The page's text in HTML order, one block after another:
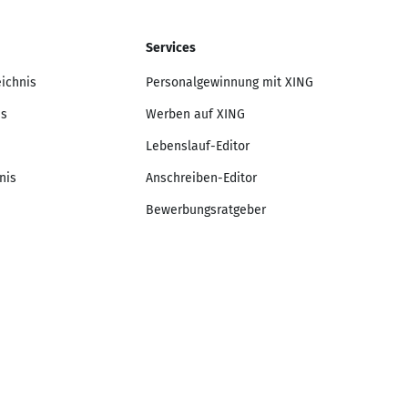
Services
Personalgewinnung mit XING
Werben auf XING
Lebenslauf-Editor
Anschreiben-Editor
Bewerbungsratgeber